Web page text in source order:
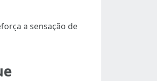
a sensação de